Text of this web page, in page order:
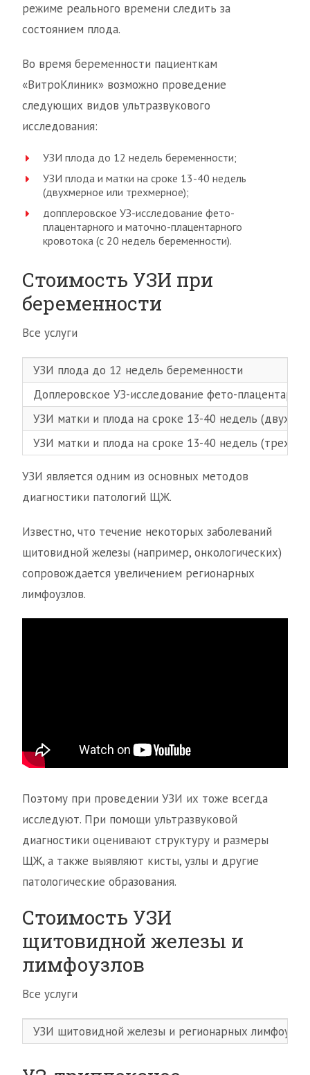
режиме реального времени следить за
состоянием плода.
Во время беременности пациенткам
«ВитроКлиник» возможно проведение
следующих видов ультразвукового
исследования:
УЗИ плода до 12 недель беременности;
УЗИ плода и матки на сроке 13-40 недель
(двухмерное или трехмерное);
допплеровское УЗ-исследование фето-
плацентарного и маточно-плацентарного
кровотока (с 20 недель беременности).
Стоимость УЗИ при
беременности
Все услуги
УЗИ плода до 12 недель беременности
Доплеровское УЗ-исследование фето-
УЗИ матки и плода на сроке 13-40 недель
УЗИ матки и плода на сроке 13-40 недель
УЗИ является одним из основных методов
диагностики патологий ЩЖ.
Известно, что течение некоторых заболеваний
щитовидной железы (например, онкологических)
сопровождается увеличением регионарных
лимфоузлов.
Поэтому при проведении УЗИ их тоже всегда
исследуют. При помощи ультразвуковой
диагностики оценивают структуру и размеры
ЩЖ, а также выявляют кисты, узлы и другие
патологические образования.
Стоимость УЗИ
щитовидной железы и
лимфоузлов
Все услуги
УЗИ щитовидной железы и регионарных